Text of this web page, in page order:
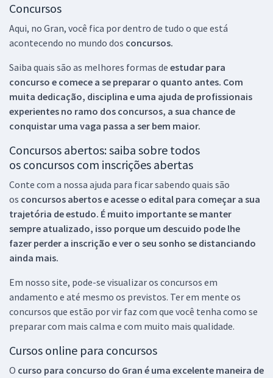
Concursos
Aqui, no Gran, você fica por dentro de tudo o que está
acontecendo no mundo dos concursos.
Saiba quais são as melhores formas de estudar para
concurso e comece a se preparar o quanto antes. Com
muita dedicação, disciplina e uma ajuda de profissionais
experientes no ramo dos concursos, a sua chance de
conquistar uma vaga passa a ser bem maior.
Concursos abertos: saiba sobre todos
os concursos com inscrições abertas
Conte com a nossa ajuda para ficar sabendo quais são
os concursos abertos e acesse o edital para começar a sua
trajetória de estudo. É muito importante se manter
sempre atualizado, isso porque um descuido pode lhe
fazer perder a inscrição e ver o seu sonho se distanciando
ainda mais.
Em nosso site, pode-se visualizar os concursos em
andamento e até mesmo os previstos. Ter em mente os
concursos que estão por vir faz com que você tenha como se
preparar com mais calma e com muito mais qualidade.
Cursos online para concursos
O curso para concurso do Gran é uma excelente maneira de